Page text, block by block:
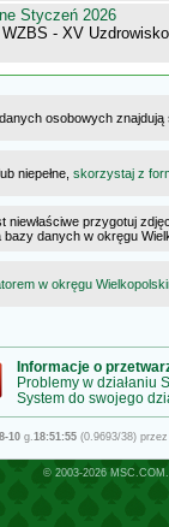
Styczeń 2026
- XV
osobowych
niepełne, skorzystaj z
niewłaściwe przygotuj
bazy danych w okręgu
w okręgu
Informacje o
Problemy w działaniu
System do swojego
10g.18:51:55(0.9693/38)
© 2003-2026